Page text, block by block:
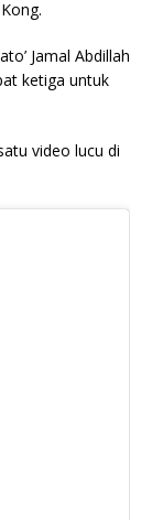
Jamal Abdillah
ketiga untuk
video lucu di